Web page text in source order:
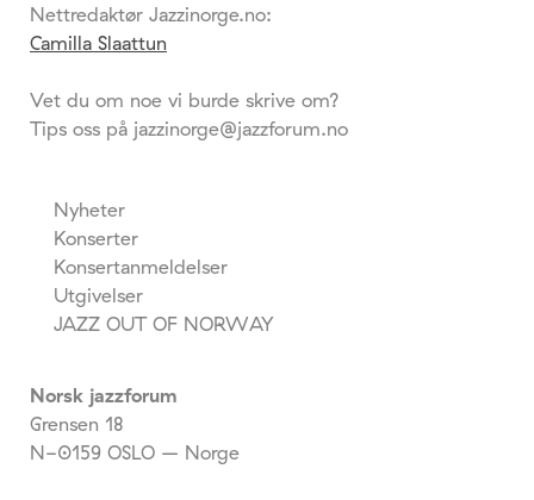
Nettredaktør Jazzinorge.no:
Camilla Slaattun
Vet du om noe vi burde skrive om?
Tips oss på jazzinorge@jazzforum.no
Nyheter
Konserter
Konsertanmeldelser
Utgivelser
JAZZ OUT OF NORWAY
Norsk jazzforum
Grensen 18
N-0159 OSLO – Norge